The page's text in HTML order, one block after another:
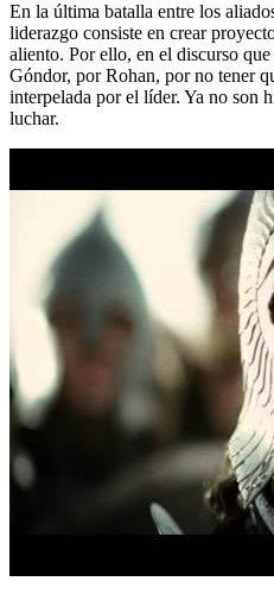
En la última batalla entre los
liderazgo consiste en crear
aliento. Por ello, en el discurso
Góndor, por Rohan, por no tener
interpelada por el líder. Ya no son
luchar.